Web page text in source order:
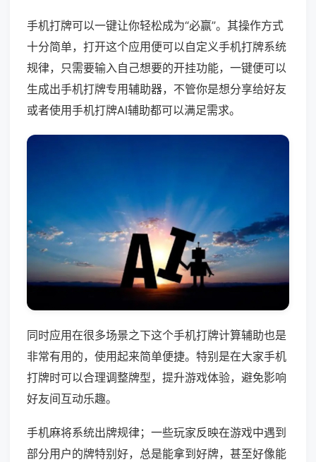
手机打牌可以一键让你轻松成为“必赢”。其操作方式
十分简单，打开这个应用便可以自定义手机打牌系统
规律，只需要输入自己想要的开挂功能，一键便可以
生成出手机打牌专用辅助器，不管你是想分享给好友
或者使用手机打牌AI辅助都可以满足需求。
同时应用在很多场景之下这个手机打牌计算辅助也是
非常有用的，使用起来简单便捷。特别是在大家手机
打牌时可以合理调整牌型，提升游戏体验，避免影响
好友间互动乐趣。
手机麻将系统出牌规律；一些玩家反映在游戏中遇到
部分用户的牌特别好，总是能拿到好牌，甚至好像能